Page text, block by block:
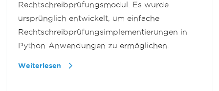
Rechtschreibprüfungsmodul. Es wurde
ursprünglich entwickelt, um einfache
Rechtschreibprüfungsimplementierungen in
Python-Anwendungen zu ermöglichen.
Weiterlesen